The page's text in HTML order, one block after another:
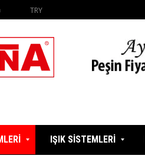
TRY
IŞIK SİSTEMLERİ